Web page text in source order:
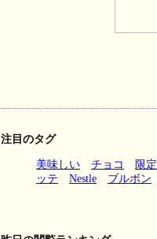
注目のタグ
美味しい チョコ 限定
ッテ
Nestle ブルボン